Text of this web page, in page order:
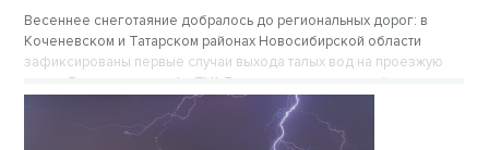
Весеннее снеготаяние добралось до региональных дорог: в
Коченевском и Татарском районах Новосибирской области
зафиксированы первые случаи выхода талых вод на проезжую
часть. Дорожные службы ТУАД перешли на усиленный режим
мониторинга, на опасных участках выставлены специальные